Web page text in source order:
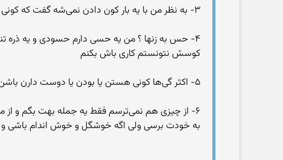
۳- به نظر من با یه بار کون دادن نمی‌شه گفت که کونی‌ شدی کون دادن هنر که هر کس نداره
۴- حس به زنها ؟ من یه حسی دارم حسودی و یه ذره
کوسش نتونستم کاری باش بکنم
۵- اکثر گی‌‌ها کونی‌ هستن یا بودن یا دوست دارن باشن اما به نا به دلایلی نمی‌تونن اما همشون این جوری نیستن من کونی‌ دیدم که زن داره بچه داره
۶- از چیزی هم نمی‌ترسم فقط یه جمله بهت بگم و
به خودت برسی‌ ولی‌ اگه خوشگل و خوش اندام باشی‌ و